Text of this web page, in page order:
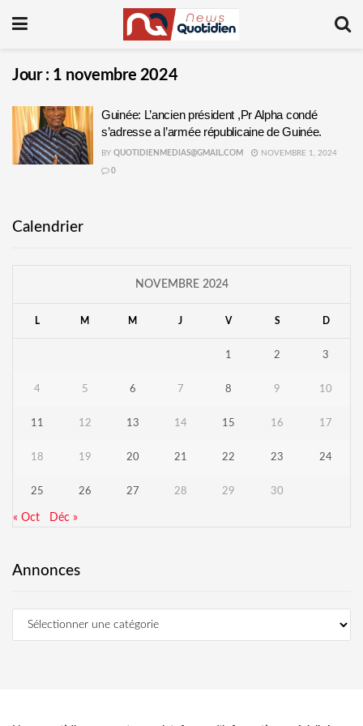
Jour : 1 novembre 2024
Guinée: L’ancien président ,Pr Alpha condé
s’adresse a l’armée républicaine de Guinée.
BY QUOTIDIENMEDIAS@GMAIL.COM NOVEMBRE 1, 2024
0
Calendrier
NOVEMBRE 2024
L M M J V S D
1 2 3
4 5 6 7 8 9 10
11 12 13 14 15 16 17
18 19 20 21 22 23 24
25 26 27 28 29 30
« Oct Déc »
Annonces